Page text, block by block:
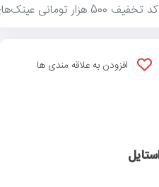
کد تخفیف 500 هزار تومانی عینک‌های منتخب دیجی استایل
افزودن به علاقه مندی ها